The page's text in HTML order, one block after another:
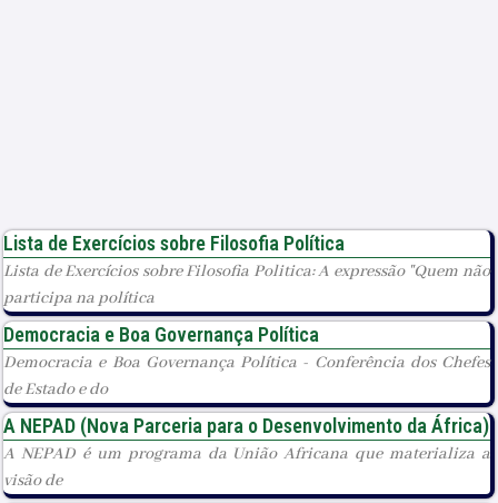
Lista de Exercícios sobre Filosofia Política
Lista de Exercícios sobre Filosofia Politica: A expressão "Quem não
participa na política
Democracia e Boa Governança Política
Democracia e Boa Governança Política - Conferência dos Chefes
de Estado e do
A NEPAD (Nova Parceria para o Desenvolvimento da África)
A NEPAD é um programa da União Africana que materializa a
visão de